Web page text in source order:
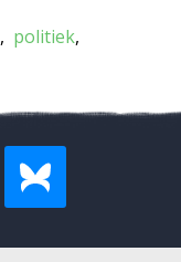
politiek